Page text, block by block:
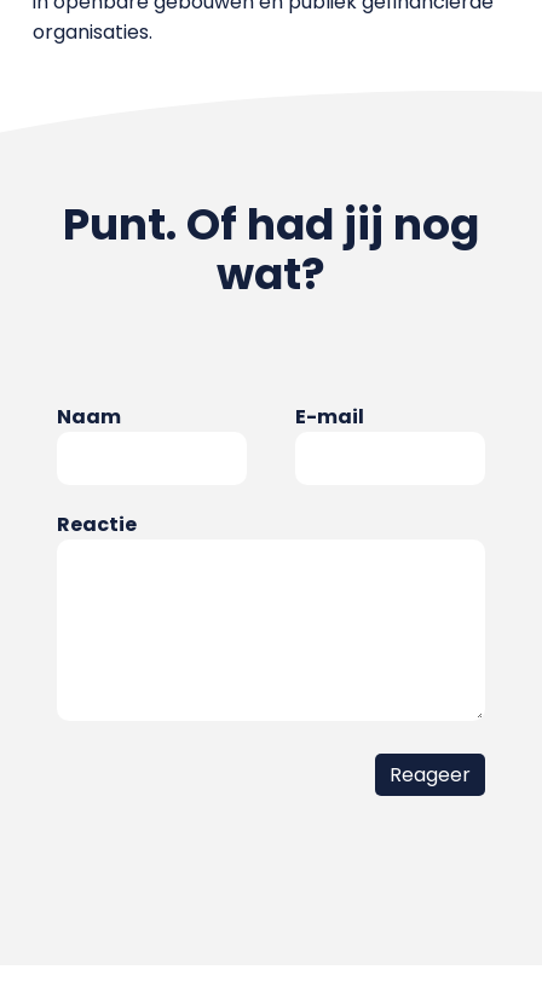
organisaties.
Punt. Of had jij nog
wat?
Naam E-mail
Reactie